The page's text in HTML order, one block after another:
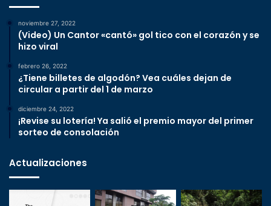
noviembre 27, 2022
(Video) Un Cantor «cantó» gol tico con el corazón y se
hizo viral
febrero 26, 2022
¿Tiene billetes de algodón? Vea cuáles dejan de
circular a partir del 1 de marzo
diciembre 24, 2022
¡Revise su lotería! Ya salió el premio mayor del primer
sorteo de consolación
Actualizaciones